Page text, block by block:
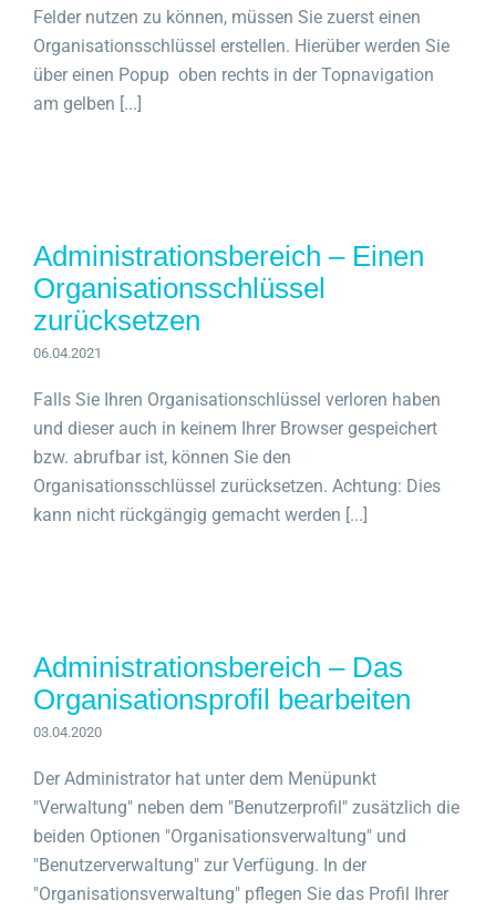
Felder nutzen zu können, müssen Sie zuerst einen
Organisationsschlüssel erstellen. Hierüber werden Sie
über einen Popup oben rechts in der Topnavigation
am gelben [...]
Administrationsbereich – Einen
Organisationsschlüssel
zurücksetzen
06.04.2021
Falls Sie Ihren Organisationschlüssel verloren haben
und dieser auch in keinem Ihrer Browser gespeichert
bzw. abrufbar ist, können Sie den
Organisationsschlüssel zurücksetzen. Achtung: Dies
kann nicht rückgängig gemacht werden [...]
Administrationsbereich – Das
Organisationsprofil bearbeiten
03.04.2020
Der Administrator hat unter dem Menüpunkt
"Verwaltung" neben dem "Benutzerprofil" zusätzlich die
beiden Optionen "Organisationsverwaltung" und
"Benutzerverwaltung" zur Verfügung. In der
"Organisationsverwaltung" pflegen Sie das Profil Ihrer